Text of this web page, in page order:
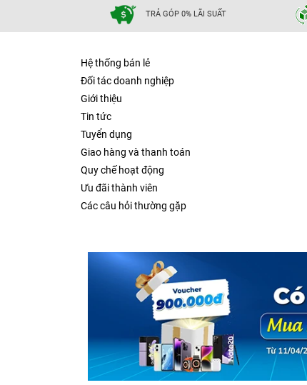
TRẢ GÓP 0% LÃI SUẤT
Hệ thống bán lẻ
Đối tác doanh nghiệp
Giới thiệu
Tin tức
Tuyển dụng
Giao hàng và thanh toán
Quy chế hoạt động
Ưu đãi thành viên
Các câu hỏi thường gặp